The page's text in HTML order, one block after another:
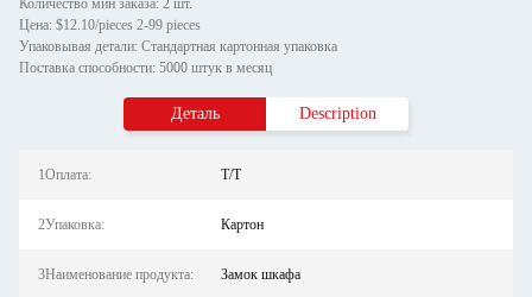
Количество мин заказа: 2 шт.
Цена: $12.10/pieces 2-99 pieces
Упаковывая детали: Стандартная картонная упаковка
Поставка способности: 5000 штук в месяц
Деталь Description
1Оплата: T/T
2Упаковка: Картон
3Наименование продукта: Замок шкафа